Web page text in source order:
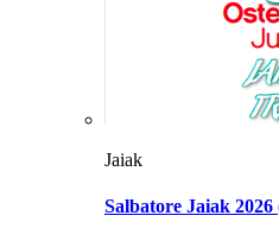
Jaiak
Salbatore Jaiak